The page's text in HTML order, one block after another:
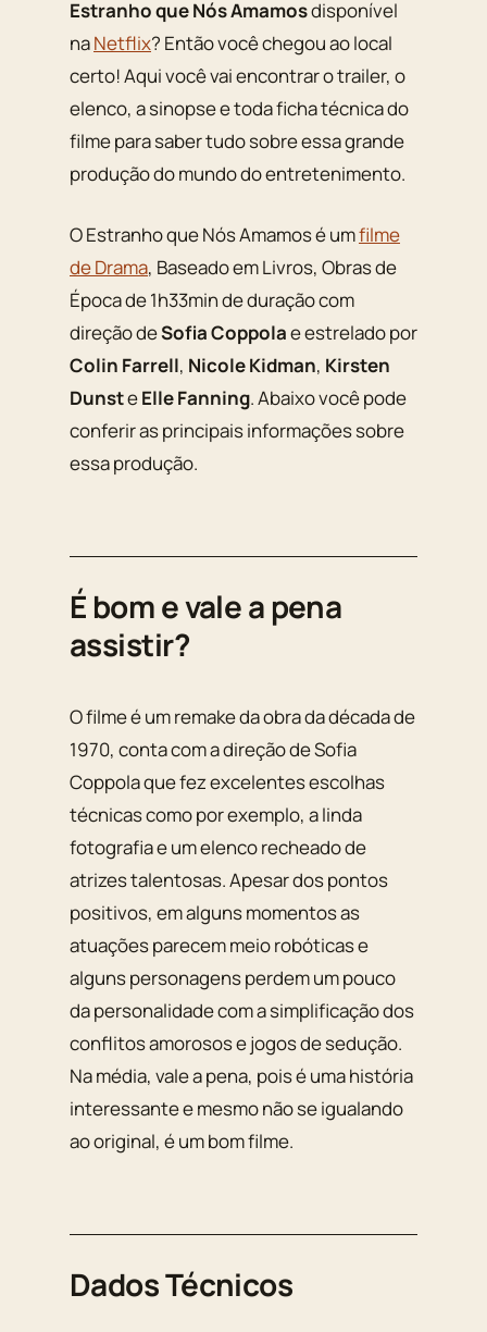
Estranho que Nós Amamosdisponível
naNetflix? Então você chegou ao local
certo! Aqui você vai encontrar o trailer, o
elenco, a sinopse e toda ficha técnica do
filme para saber tudo sobre essa grande
produção do mundo do entretenimento.
O Estranho que Nós Amamos é umfilme
de Drama, Baseado em Livros, Obras de
Época de 1h33min de duração com
direção deSofia Coppolae estrelado por
Colin Farrell, Nicole Kidman, Kirsten
DunsteElle Fanning. Abaixo você pode
conferir as principais informações sobre
essa produção.
É bom e vale a pena
assistir?
O filme é um remake da obra da década de
1970, conta com a direção de Sofia
Coppola que fez excelentes escolhas
técnicas como por exemplo, a linda
fotografia e um elenco recheado de
atrizes talentosas. Apesar dos pontos
positivos, em alguns momentos as
atuações parecem meio robóticas e
alguns personagens perdem um pouco
da personalidade com a simplificação dos
conflitos amorosos e jogos de sedução.
Na média, vale a pena, pois é uma história
interessante e mesmo não se igualando
ao original, é um bom filme.
Dados Técnicos